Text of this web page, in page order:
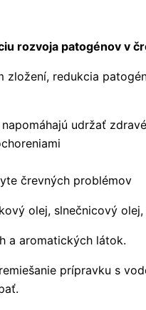
rozvoja patogénov v
zložení, redukcia
udržať
črevných problémov
olej, slnečnicový olej,
a aromatických látok.
prípravku s